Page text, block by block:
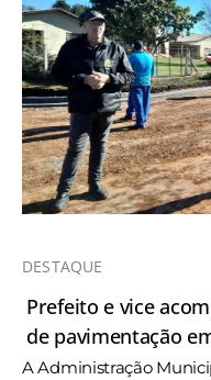
DESTAQUE
Prefeito e vice
de pavimentação
A Administração